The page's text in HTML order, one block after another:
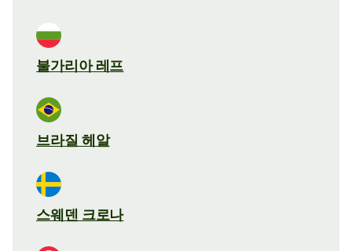
불가리아 레프
브라질 헤알
스웨덴 크로나